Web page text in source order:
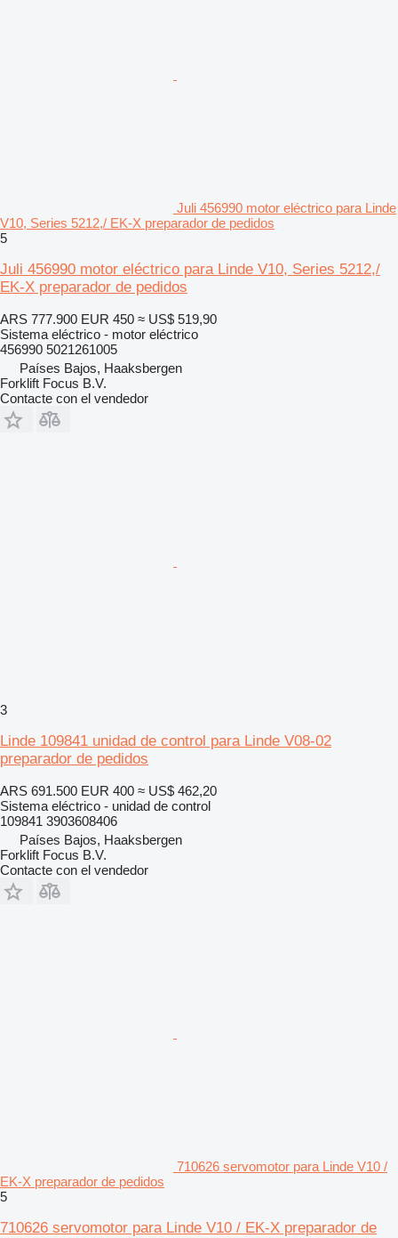
Juli 456990 motor eléctrico para Linde
V10, Series 5212,/ EK-X preparador de pedidos
5
Juli 456990 motor eléctrico para Linde V10, Series 5212,/
EK-X preparador de pedidos
ARS 777.900 EUR 450 ≈ US$ 519,90
Sistema eléctrico - motor eléctrico
456990 5021261005
Países Bajos, Haaksbergen
Forklift Focus B.V.
Contacte con el vendedor
3
Linde 109841 unidad de control para Linde V08-02
preparador de pedidos
ARS 691.500 EUR 400 ≈ US$ 462,20
Sistema eléctrico - unidad de control
109841 3903608406
Países Bajos, Haaksbergen
Forklift Focus B.V.
Contacte con el vendedor
710626 servomotor para Linde V10 /
EK-X preparador de pedidos
5
710626 servomotor para Linde V10 / EK-X preparador de